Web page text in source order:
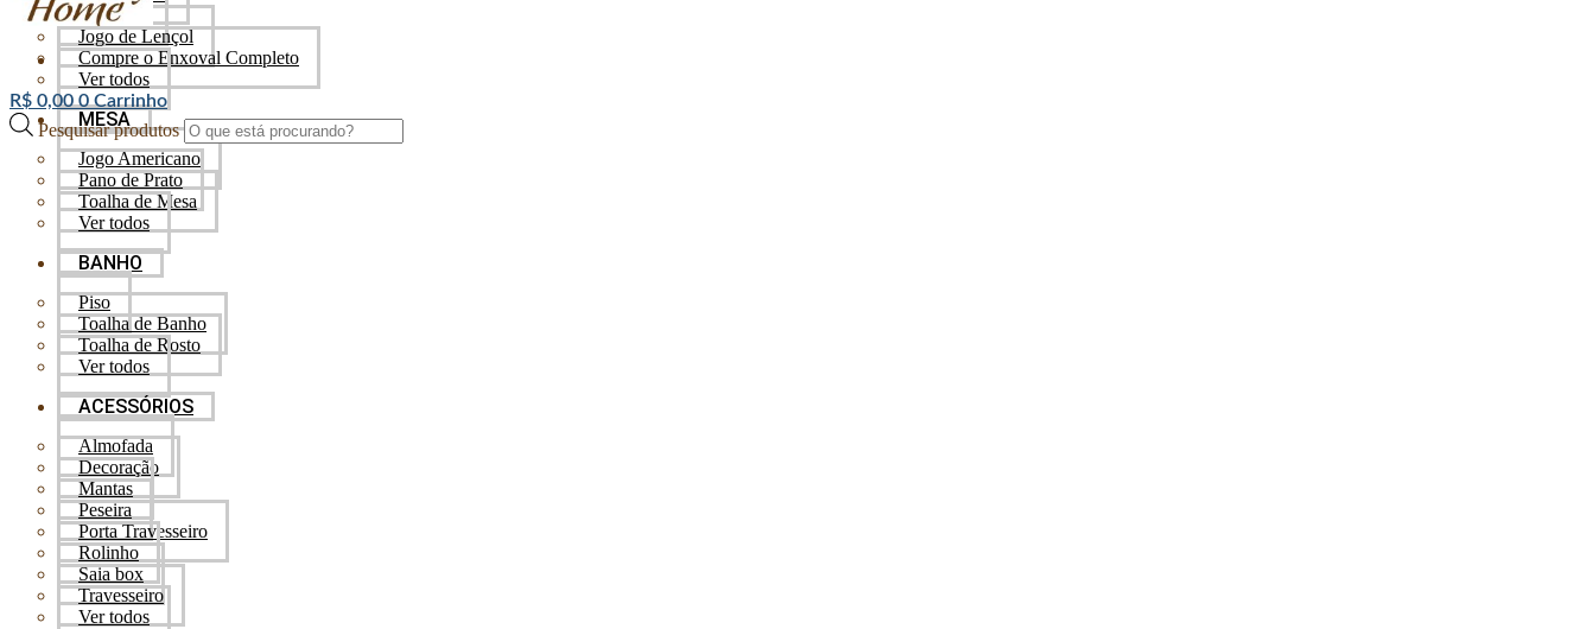
Edredom
Jogo de Lençol
Compre o Enxoval Completo
Ver todos
MESA
Jogo Americano
Pano de Prato
Toalha de Mesa
Ver todos
BANHO
Piso
Toalha de Banho
Toalha de Rosto
Ver todos
ACESSÓRIOS
Almofada
Decoração
Mantas
Peseira
Porta Travesseiro
Rolinho
Saia box
Travesseiro
Ver todos
R$ 0,00 0 Carrinho
Pesquisar produtos